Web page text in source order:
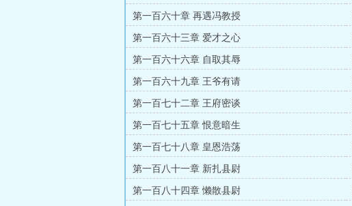
更】
第一百六十章 再遇冯教授
第一百六十三章 爱才之心
第一百六十六章 自取其辱
第一百六十九章 王爷有请
第一百七十二章 王府密谈
第一百七十五章 恨意暗生
第一百七十八章 皇恩浩荡
第一百八十一章 新扎县尉
第一百八十四章 懒散县尉